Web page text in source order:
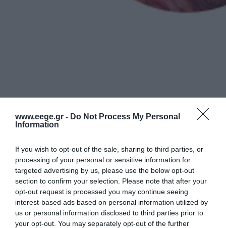
www.eege.gr - Do Not Process My Personal
Information
If you wish to opt-out of the sale, sharing to third parties, or
processing of your personal or sensitive information for
targeted advertising by us, please use the below opt-out
section to confirm your selection. Please note that after your
opt-out request is processed you may continue seeing
interest-based ads based on personal information utilized by
us or personal information disclosed to third parties prior to
your opt-out. You may separately opt-out of the further